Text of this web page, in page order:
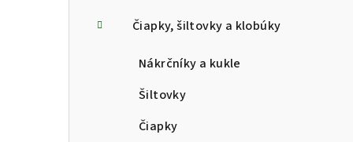
Čiapky, šiltovky a klobúky
Nákrčníky a kukle
Šiltovky
Čiapky